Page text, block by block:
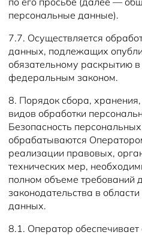
персональные данные).
7.7. Осуществляется
данных, подлежащих
обязательному раскрытию в
федеральным законом.
8. Порядок сбора,
видов обработки
Безопасность
обрабатываются
реализации правовых,
технических мер,
полном объеме требований
законодательства в
данных.
8.1. Оператор обеспечивает